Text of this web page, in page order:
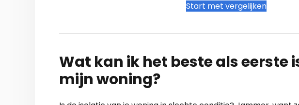
Start met vergelijken
Wat kan ik het beste als eerste
mijn woning?